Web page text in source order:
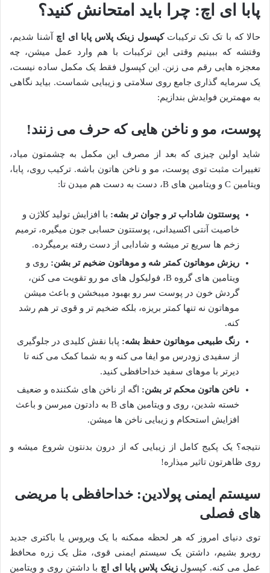
پابا ای اچ: چرا باید امتحانش کنید؟
حالا که با تک تک ترکیباتکپسول زینک پلاس پابا ای اچ آشنا شدیم،
وقتشه که ببینیم وقتی این ترکیبات با هم وارد عمل میشن، چه
معجزه هایی رقم می زنن. این کپسول فقط یک مکمل ساده نیست،
یک سرمایه گذاری جامع روی سلامتی و زیبایی شماست. بیاید نگاهی
به مهمترین فوایدش بندازیم:
پوست، مو و ناخن هایی که حرف می زنند!
شاید اولین چیزی که بعد از مصرف این مکمل به چشمتون میاد،
تغییرات مثبت توی پوست، مو و ناخن هاتون باشه. ترکیب روی، پابا،
ویتامین C و ویتامین های B، دست به دست هم میدن تا:
پوستتون شاداب تر و جوان تر بشه: با افزایش تولید کلاژن و
خاصیت آنتی اکسیدانی، پوستتون حسابی جون میگیره، ترمیم
زخم ها سریع تر میشه و شادابی از دست رفته برمیگرده.
ریزش موهاتون کمتر شه و موهاتون ضخیم تر بشن: روی و
ویتامین های گروه B، فولیکول های مو رو تقویت می کنن،
گردش خون در پوست سر رو بهبود میبخشن و باعث میشن
موهاتون نه تنها کمتر بریزه، بلکه ضخیم تر و قوی تر هم رشد
کنه.
رنگ طبیعی موهاتون حفظ بشه: پابا نقش کلیدی در جلوگیری
از سفیدی زودرس مو ایفا می کنه و به شما کمک می کنه تا
دیرتر با موهای سفید خداحافظی کنید.
ناخن هاتون محکم تر بشن: اگه از ناخن های شکننده و ضعیف
خسته شدین، روی و ویتامین های B به دادتون میرسن و باعث
افزایش استحکام و زیبایی ناخن ها میشن.
نتیجه؟ یک پکیج کامل از زیبایی که از درون بدنتون شروع میشه و
روی ظاهرتون تاثیر میذاره!
سیستم ایمنی پولادین: خداحافظی با مریضی
های فصلی
توی دنیای امروز که هر لحظه ممکنه با یک ویروس یا باکتری جدید
روبرو بشیم، داشتن یک سیستم ایمنی قوی، مثل یک زره محافظ
عمل می کنه. کپسولزینک پلاس پابا ای اچ با داشتن روی و ویتامین